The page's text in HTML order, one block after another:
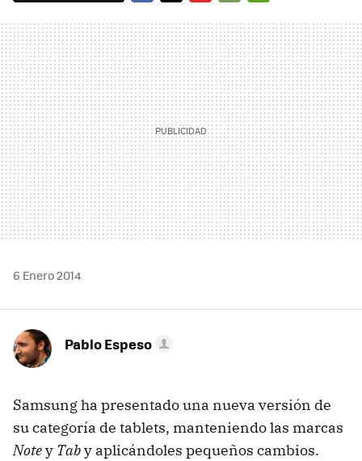
MAIL
6 Enero 2014
Pablo Espeso
Samsung ha presentado una nueva versión de
su categoría de tablets, manteniendo las marcas
Notey Taby aplicándoles pequeños cambios.